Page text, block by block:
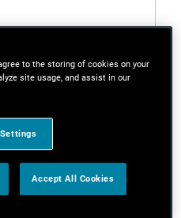
to the storing of cookies on your
site usage, and assist in our
Accept All Cookies